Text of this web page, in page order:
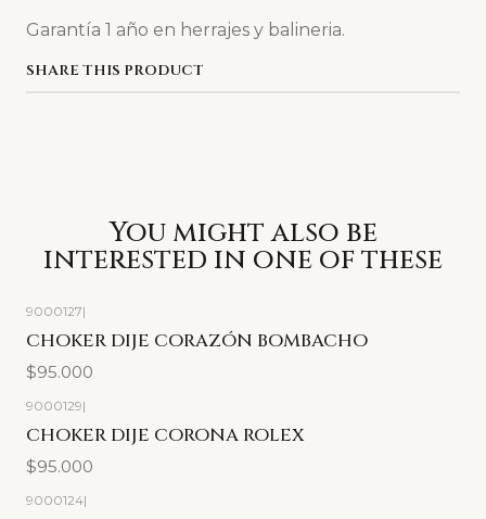
Garantía 1 año en herrajes y balineria.
SHARE THIS PRODUCT
You might also be
interested in one of these
9000127|
CHOKER DIJE CORAZÓN BOMBACHO
$95.000
9000129|
CHOKER DIJE CORONA ROLEX
$95.000
9000124|